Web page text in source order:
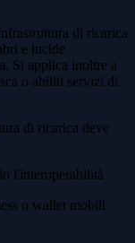
di ricarica
e incide
Si applica inoltre a
o abiliti servizi di
di ricarica deve
l'interoperabilità
o wallet mobili